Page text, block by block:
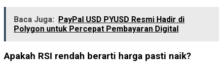
Baca Juga: PayPal USD PYUSD Resmi Hadir di
Polygon untuk Percepat Pembayaran Digital
Apakah RSI rendah berarti harga pasti naik?